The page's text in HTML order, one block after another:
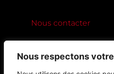
Nous respectons
Nous contacter